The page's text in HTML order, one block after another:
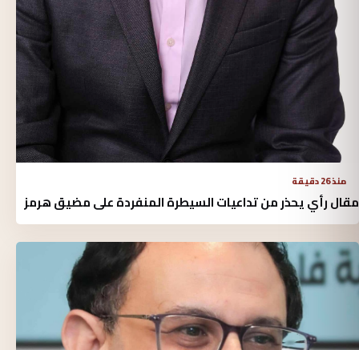
منذ 26 دقيقة
مقال رأي يحذر من تداعيات السيطرة المنفردة على مضيق هرمز